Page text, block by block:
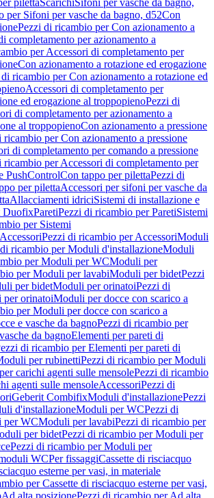
pilettaScarichiSifoni per vasche da bagno,
per Sifoni per vasche da bagno, d52Con
Pezzi di ricambio per Con azionamento a
completamento per azionamento a
per Accessori di completamento per
Con azionamento a rotazione ed erogazione
ricambio per Con azionamento a rotazione ed
Accessori di completamento per
ed erogazione al troppopienoPezzi di
di completamento per azionamento a
al troppopienoCon azionamento a pressione
ricambio per Con azionamento a pressione
di completamento per comando a pressione
ricambio per Accessori di completamento per
PushControlCon tappo per pilettaPezzi di
per pilettaAccessori per sifoni per vasche da
Allacciamenti idriciSistemi di installazione e
DuofixParetiPezzi di ricambio per ParetiSistemi
per Sistemi
AccessoriPezzi di ricambio per AccessoriModuli
ricambio per Moduli d'installazioneModuli
per Moduli per WCModuli per
per Moduli per lavabiModuli per bidetPezzi
per bidetModuli per orinatoiPezzi di
orinatoiModuli per docce con scarico a
per Moduli per docce con scarico a
e vasche da bagnoPezzi di ricambio per
da bagnoElementi per pareti di
di ricambio per Elementi per pareti di
per rubinettiPezzi di ricambio per Moduli
carichi agenti sulle mensolePezzi di ricambio
agenti sulle mensoleAccessoriPezzi di
Geberit CombifixModuli d'installazionePezzi
d'installazioneModuli per WCPezzi di
per WCModuli per lavabiPezzi di ricambio per
per bidetPezzi di ricambio per Moduli per
Pezzi di ricambio per Moduli per
WCPer fissaggiCassette di risciacquo
esterne per vasi, in materiale
per Cassette di risciacquo esterne per vasi,
Ad alta posizionePezzi di ricambio per Ad alta